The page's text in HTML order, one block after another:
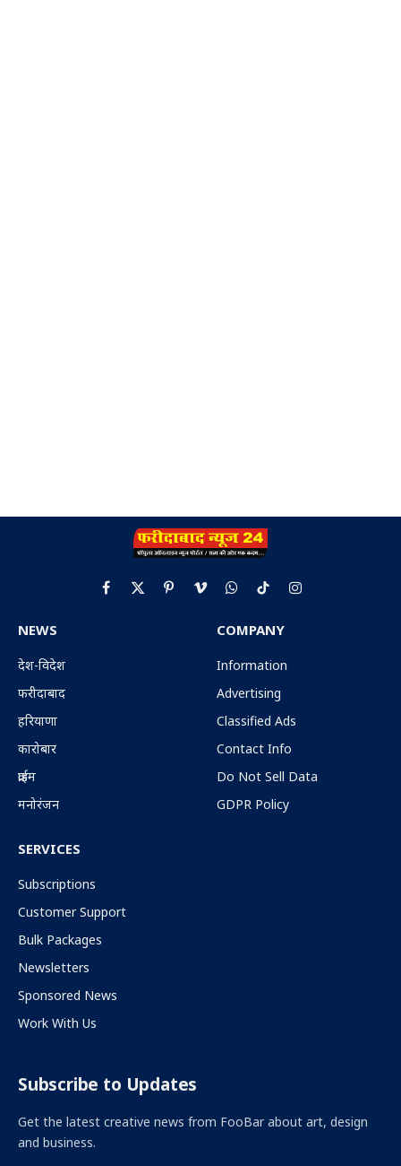
Facebook
X
PinterestVimeoWhatsApp
TikTokInstagram
NEWS
देश-विदेश
फरीदाबाद
हरियाणा
कारोबार
क्राईम
मनोरंजन
COMPANY
Information
Advertising
Classified Ads
Contact Info
Do Not Sell Data
GDPR Policy
SERVICES
Subscriptions
Customer Support
Bulk Packages
Newsletters
Sponsored News
Work With Us
Subscribe to Updates
Get the latest creative news from FooBar about art, design
and business.